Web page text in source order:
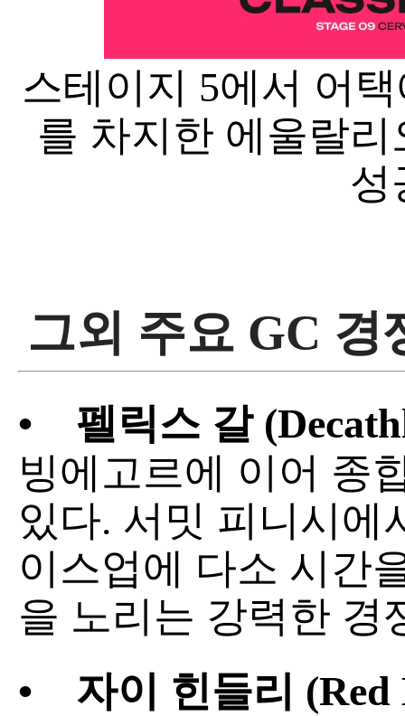
스테이지 5에서 어
를 차지한 에울랄
성
그외 주요 GC 경
•
펠릭스 갈
빙에고르에 이어 종
있다. 서밋 피니시에
이스업에 다소 시간
을 노리는 강력한 경
• 자이 힌들리